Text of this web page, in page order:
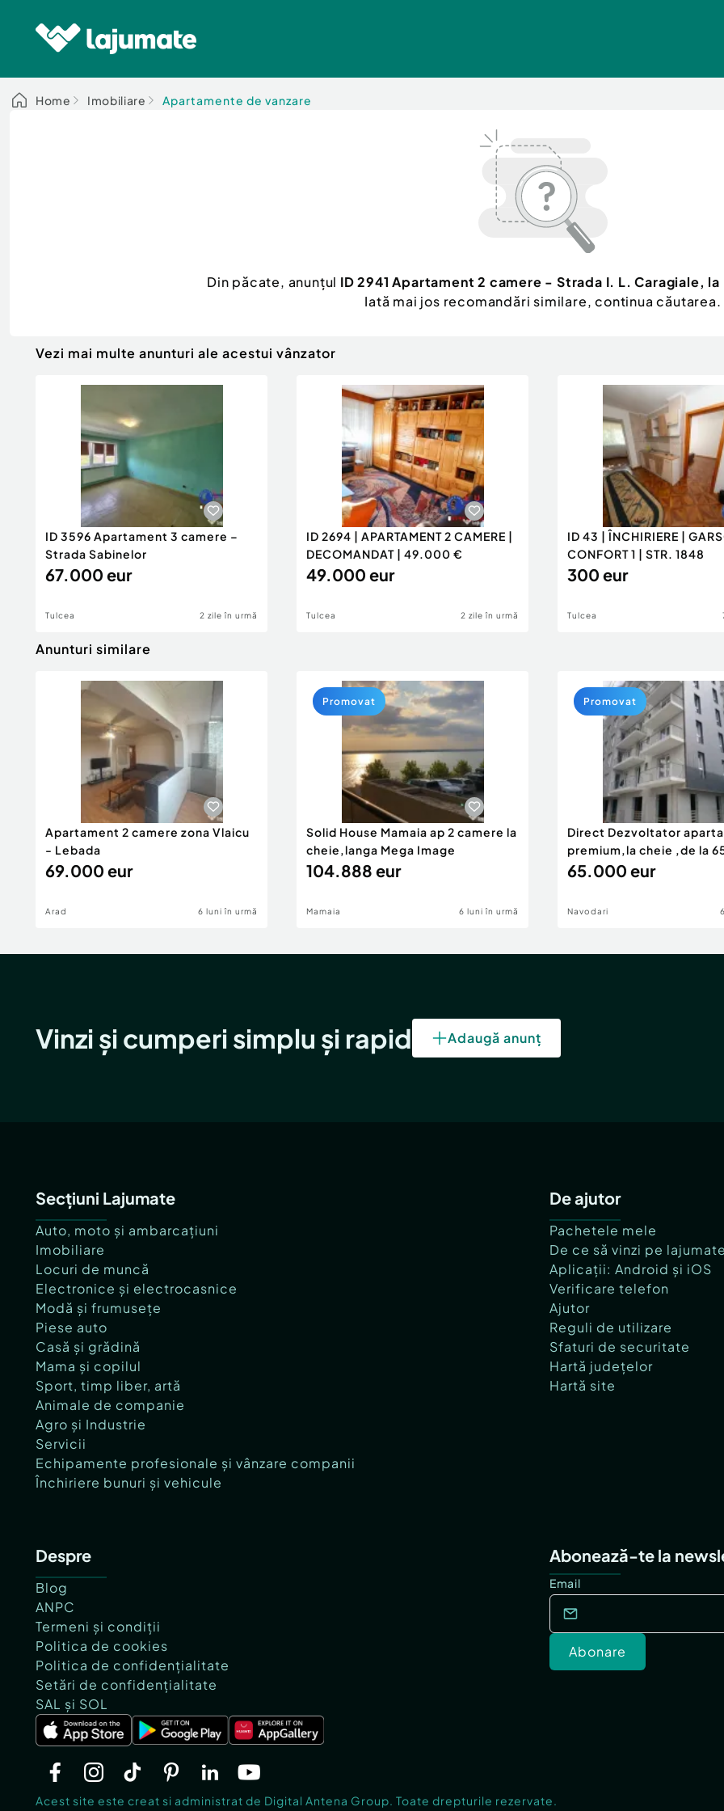
Home Imobiliare Apartamente de vanzare
Din păcate, anunțul ID 2941 Apartament 2 camere - Strada I. L. Caragiale,
Iată mai jos recomandări similare, continua căutarea.
Vezi mai multe anunturi ale acestui vânzator
ID 3596 Apartament 3 camere –
Strada Sabinelor
67.000 eur
Tulcea 2 zile în urmă
ID 2694 | APARTAMENT 2 CAMERE |
DECOMANDAT | 49.000 €
49.000 eur
Tulcea 2 zile în urmă
ID 43 | ÎNCHIRIERE |
CONFORT 1 | STR. 1848
300 eur
Tulcea
Anunturi similare
Apartament 2 camere zona Vlaicu
- Lebada
69.000 eur
Arad 6 luni în urmă
Solid House Mamaia ap 2 camere la
cheie,langa Mega Image
104.888 eur
Mamaia 6 luni în urmă
Promovat
Direct Dezvoltator
premium,la cheie ,de la
eur
65.000 eur
Navodari
Promovat
Vinzi și cumperi simplu și rapid Adaugă anunț
Secțiuni Lajumate
Auto, moto și ambarcațiuni
Imobiliare
Locuri de muncă
Electronice și electrocasnice
Modă și frumusețe
Piese auto
Casă și grădină
Mama și copilul
Sport, timp liber, artă
Animale de companie
Agro și Industrie
Servicii
Echipamente profesionale și vânzare companii
Închiriere bunuri și vehicule
De ajutor
Pachetele mele
De ce să vinzi pe
Aplicații: Android și iOS
Verificare telefon
Ajutor
Reguli de utilizare
Sfaturi de securitate
Hartă județelor
Hartă site
Despre
Blog
ANPC
Termeni și condiții
Politica de cookies
Politica de confidențialitate
Setări de confidențialitate
SAL și SOL
Abonează-te la
Email
Abonare
Acest site este creat si administrat de Digital Antena Group. Toate drepturile rezervate.